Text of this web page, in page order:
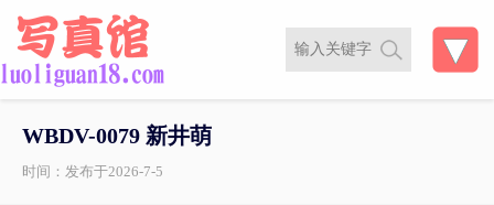
WBDV-0079 新井萌
时间：发布于2026-7-5